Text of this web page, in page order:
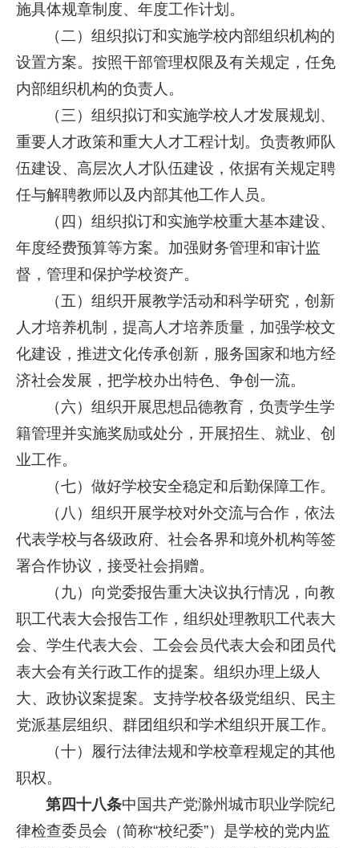
施具体规章制度、年度工作计划。
（二）组织拟订和实施学校内部组织机构的
设置方案。按照干部管理权限及有关规定，任免
内部组织机构的负责人。
（三）组织拟订和实施学校人才发展规划、
重要人才政策和重大人才工程计划。负责教师队
伍建设、高层次人才队伍建设，依据有关规定聘
任与解聘教师以及内部其他工作人员。
（四）组织拟订和实施学校重大基本建设、
年度经费预算等方案。加强财务管理和审计监
督，管理和保护学校资产。
（五）组织开展教学活动和科学研究，创新
人才培养机制，提高人才培养质量，加强学校文
化建设，推进文化传承创新，服务国家和地方经
济社会发展，把学校办出特色、争创一流。
（六）组织开展思想品德教育，负责学生学
籍管理并实施奖励或处分，开展招生、就业、创
业工作。
（七）做好学校安全稳定和后勤保障工作。
（八）组织开展学校对外交流与合作，依法
代表学校与各级政府、社会各界和境外机构等签
署合作协议，接受社会捐赠。
（九）向党委报告重大决议执行情况，向教
职工代表大会报告工作，组织处理教职工代表大
会、学生代表大会、工会会员代表大会和团员代
表大会有关行政工作的提案。组织办理上级人
大、政协议案提案。支持学校各级党组织、民主
党派基层组织、群团组织和学术组织开展工作。
（十）履行法律法规和学校章程规定的其他
职权。
第四十八条中国共产党滁州城市职业学院纪
律检查委员会（简称“校纪委”）是学校的党内监